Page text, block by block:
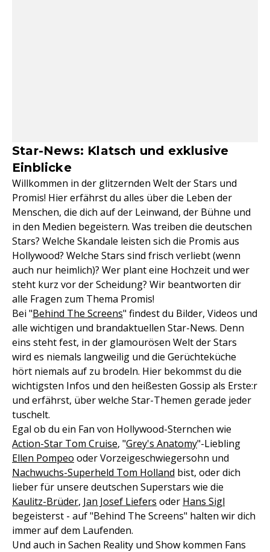
Star-News: Klatsch und exklusive
Einblicke
Willkommen in der glitzernden Welt der Stars und
Promis! Hier erfährst du alles über die Leben der
Menschen, die dich auf der Leinwand, der Bühne und
in den Medien begeistern. Was treiben die deutschen
Stars? Welche Skandale leisten sich die Promis aus
Hollywood? Welche Stars sind frisch verliebt (wenn
auch nur heimlich)? Wer plant eine Hochzeit und wer
steht kurz vor der Scheidung? Wir beantworten dir
alle Fragen zum Thema Promis!
Bei "Behind The Screens" findest du Bilder, Videos und
alle wichtigen und brandaktuellen Star-News. Denn
eins steht fest, in der glamourösen Welt der Stars
wird es niemals langweilig und die Gerüchteküche
hört niemals auf zu brodeln. Hier bekommst du die
wichtigsten Infos und den heißesten Gossip als Erste:r
und erfährst, über welche Star-Themen gerade jeder
tuschelt.
Egal ob du ein Fan von Hollywood-Sternchen wie
Action-Star Tom Cruise, "Grey's Anatomy"-Liebling
Ellen Pompeo oder Vorzeigeschwiegersohn und
Nachwuchs-Superheld Tom Holland bist, oder dich
lieber für unsere deutschen Superstars wie die
Kaulitz-Brüder, Jan Josef Liefers oder Hans Sigl
begeisterst - auf "Behind The Screens" halten wir dich
immer auf dem Laufenden.
Und auch in Sachen Reality und Show kommen Fans